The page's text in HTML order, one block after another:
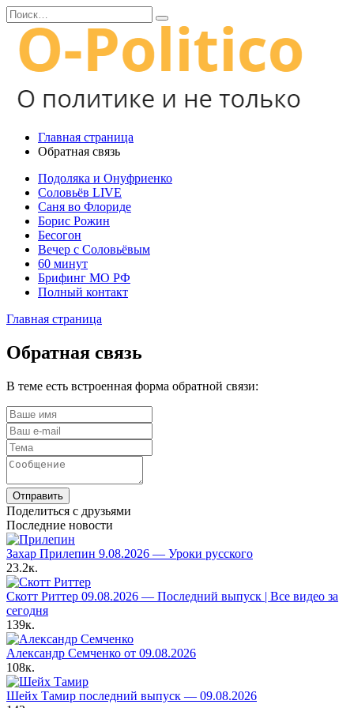
Перейти
к
содержанию
Search
for:
Главная страница
Обратная связь
Подоляка и Онуфриенко
Соловьёв LIVE
Саня во Флориде
Борис Рожин
Бесогон
Вечер с Соловьёвым
60 минут
Брифинг МО РФ
Полный контакт
Главная страница
Обратная связь
В теме есть встроенная форма обратной связи:
Отправить
Поделиться с друзьями
Последние новости
Захар Прилепин 9.08.2026 — Уроки русского
23.2к.
Скотт Риттер 09.08.2026 — Последний выпуск | Все видео за
сегодня
139к.
Александр Семченко от 09.08.2026
108к.
Шейх Тамир последний выпуск — 09.08.2026